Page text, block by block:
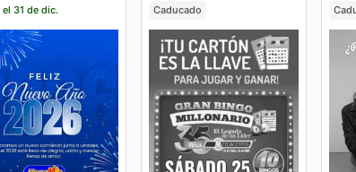
el 31 de dic. Caducado